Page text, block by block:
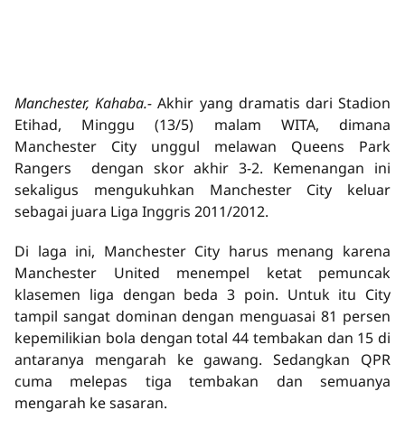
Manchester, Kahaba.- Akhir yang dramatis dari Stadion
Etihad, Minggu (13/5) malam WITA, dimana
Manchester City unggul melawan Queens Park
Rangers dengan skor akhir 3-2. Kemenangan ini
sekaligus mengukuhkan Manchester City keluar
sebagai juara Liga Inggris 2011/2012.
Di laga ini, Manchester City harus menang karena
Manchester United menempel ketat pemuncak
klasemen liga dengan beda 3 poin. Untuk itu City
tampil sangat dominan dengan menguasai 81 persen
kepemilikian bola dengan total 44 tembakan dan 15 di
antaranya mengarah ke gawang. Sedangkan QPR
cuma melepas tiga tembakan dan semuanya
mengarah ke sasaran.